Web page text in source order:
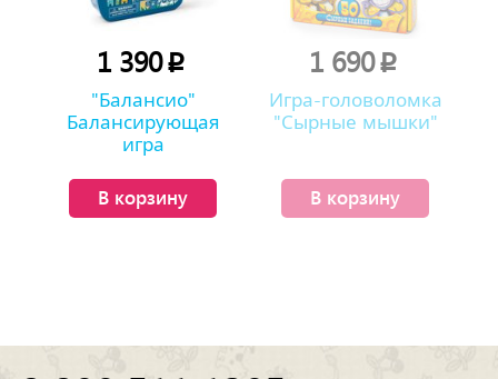
1 390p
"Балансио"
Балансирующая
игра
В корзину
1 690p
Игра-головоломка
"Сырные мышки"
В корзину